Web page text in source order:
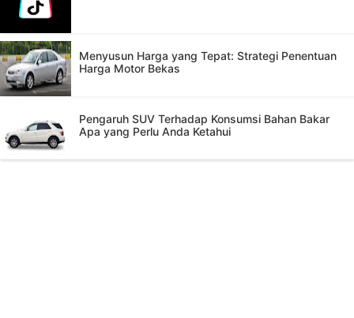
Menyusun Harga yang Tepat: Strategi Penentuan
Harga Motor Bekas
Pengaruh SUV Terhadap Konsumsi Bahan Bakar
Apa yang Perlu Anda Ketahui